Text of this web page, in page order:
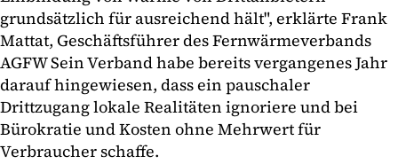
grundsätzlich für ausreichend hält", erklärte Frank
Mattat, Geschäftsführer des Fernwärmeverbands
AGFW Sein Verband habe bereits vergangenes Jahr
darauf hingewiesen, dass ein pauschaler
Drittzugang lokale Realitäten ignoriere und bei
Bürokratie und Kosten ohne Mehrwert für
Verbraucher schaffe.